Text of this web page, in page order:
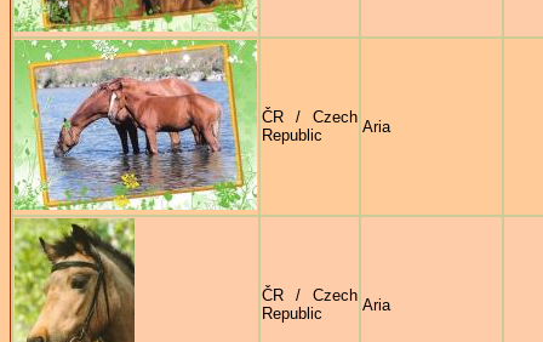
ČR / Czech
Republic
Aria
ČR / Czech
Republic
Aria